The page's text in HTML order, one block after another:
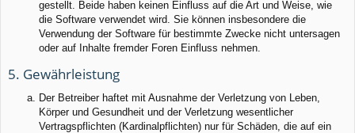
gestellt. Beide haben keinen Einfluss auf die Art und Weise, wie
die Software verwendet wird. Sie können insbesondere die
Verwendung der Software für bestimmte Zwecke nicht untersagen
oder auf Inhalte fremder Foren Einfluss nehmen.
5. Gewährleistung
Der Betreiber haftet mit Ausnahme der Verletzung von Leben,
Körper und Gesundheit und der Verletzung wesentlicher
Vertragspflichten (Kardinalpflichten) nur für Schäden, die auf ein